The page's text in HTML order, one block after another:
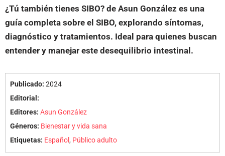
¿Tú también tienes SIBO? de Asun González es una
guía completa sobre el SIBO, explorando síntomas,
diagnóstico y tratamientos. Ideal para quienes buscan
entender y manejar este desequilibrio intestinal.
Publicado: 2024
Editorial:
Editores: Asun González
Géneros: Bienestar y vida sana
Etiquetas: Español, Público adulto